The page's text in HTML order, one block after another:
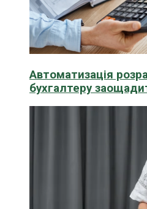
Автоматизація
бухгалтеру